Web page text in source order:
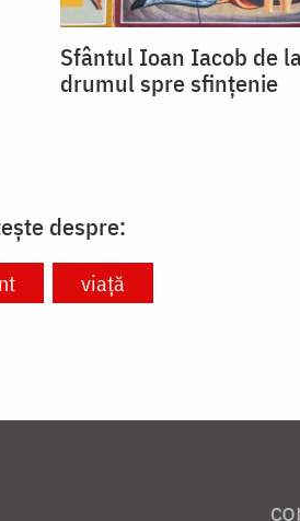
Sfântul Ioan Iacob de
drumul spre sfințenie
despre:
viață